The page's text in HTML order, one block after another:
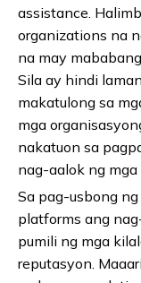
assistance.
organizations na
na may
Sila ay hindi
makatulong sa
mga
nakatuon sa
nag-aalok ng
Sa pag-usbong
platforms ang
pumili ng mga
reputasyon.